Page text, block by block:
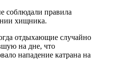
соблюдали правила
хищника.
отдыхающие случайно
на дне, что
нападение катрана на